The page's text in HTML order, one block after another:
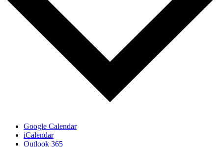
Google Calendar
iCalendar
Outlook 365